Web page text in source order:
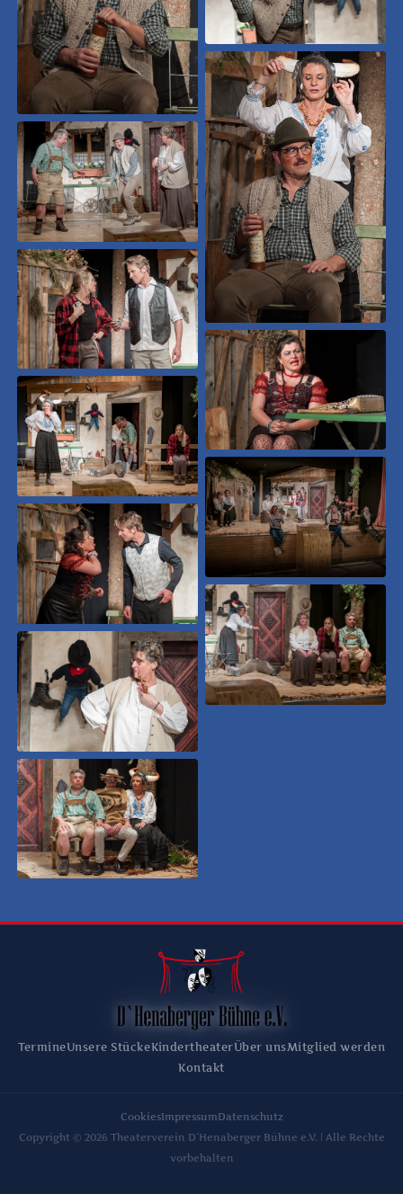
TermineUnsere StückeKindertheaterÜber unsMitglied werden
Kontakt
CookiesImpressumDatenschutz
Copyright © 2026 Theaterverein D´Henaberger Bühne e.V. | Alle Rechte
vorbehalten